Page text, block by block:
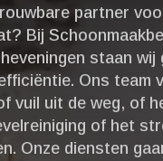
partner
Bij
staan
Ons team
vuil uit de weg, of
of het
Onze diensten